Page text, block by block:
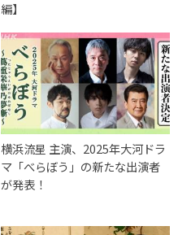
編】
横浜流星 主演、2025年大河ドラ
マ「べらぼう」の新たな出演者
が発表！